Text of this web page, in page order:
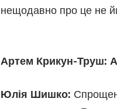
нещодавно про це не
Артем Крикун-Труш:
Юлія Шишко: